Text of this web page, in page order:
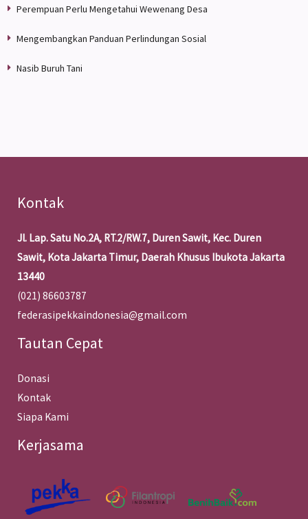
Perempuan Perlu Mengetahui Wewenang Desa
Mengembangkan Panduan Perlindungan Sosial
Nasib Buruh Tani
Kontak
Jl. Lap. Satu No.2A, RT.2/RW.7, Duren Sawit, Kec. Duren
Sawit, Kota Jakarta Timur, Daerah Khusus Ibukota Jakarta
13440
(021) 86603787
federasipekkaindonesia@gmail.com
Tautan Cepat
Donasi
Kontak
Siapa Kami
Kerjasama